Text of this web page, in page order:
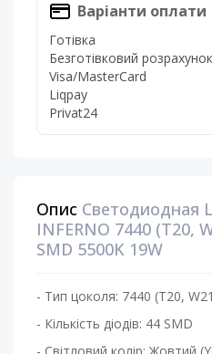
Варіанти оплати
Готівка
Безготівковий розрахунок
Visa/MasterCard
Liqpay
Privat24
Опис Светодиодная
INFERNO 7440 (T20,
SMD 5500K 19W
- Тип цоколя: 7440 (T20,
- Кількість діодів: 44 SMD